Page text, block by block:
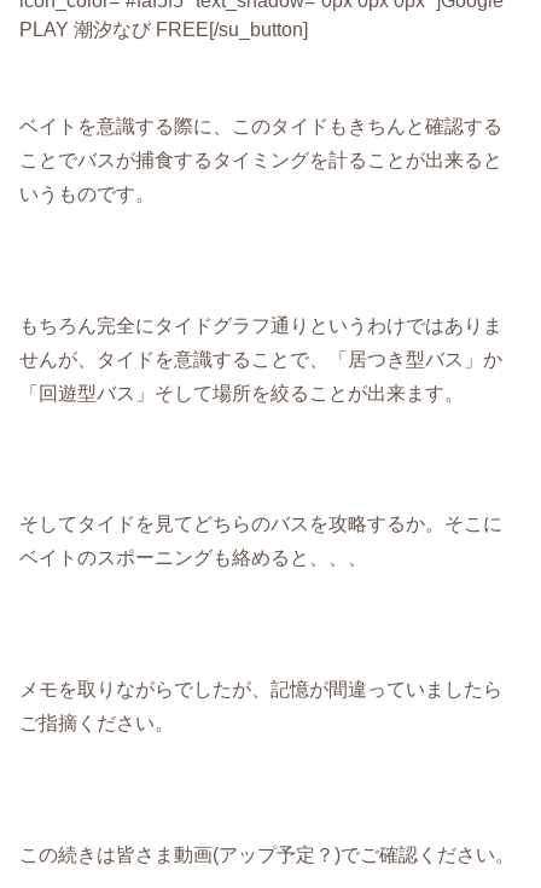
PLAY 潮汐なび FREE[/su_button]
ベイトを意識する際に、このタイドもきちんと確認する
ことでバスが捕食するタイミングを計ることが出来ると
いうものです。
もちろん完全にタイドグラフ通りというわけではありま
せんが、タイドを意識することで、「居つき型バス」か
「回遊型バス」そして場所を絞ることが出来ます。
そしてタイドを見てどちらのバスを攻略するか。そこに
ベイトのスポーニングも絡めると、、、
メモを取りながらでしたが、記憶が間違っていましたら
ご指摘ください。
この続きは皆さま動画(アップ予定？)でご確認ください。